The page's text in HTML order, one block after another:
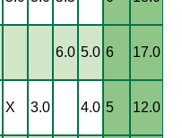
6.0 5.0 6 17.0
X 3.0 4.0 5 12.0